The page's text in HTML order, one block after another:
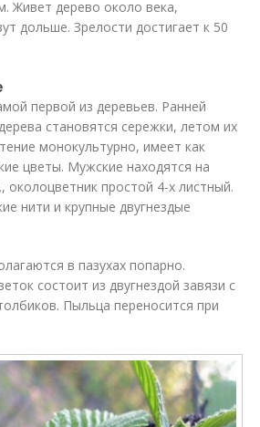
Живет дерево около века,
дольше. Зрелости достигает к 50
первой из деревьев. Ранней
становятся сережки, летом их
монокультурно, имеет как
цветы. Мужские находятся на
простой 4-х листный.
нити и крупные двугнездые
в пазухах попарно.
состоит из двугнездой завязи с
Пыльца переносится при